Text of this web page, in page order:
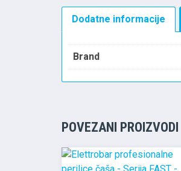
Dodatne informacije
Brand
POVEZANI PROIZVODI